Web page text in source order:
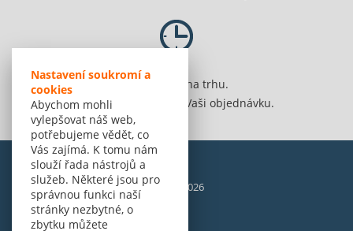
Nastavení soukromí a
cookies
Abychom mohli
vylepšovat náš web,
potřebujeme vědět, co
Vás zajímá. K tomu nám
slouží řada nástrojů a
služeb. Některé jsou pro
správnou funkci naší
stránky nezbytné, o
zbytku můžete
Jsme 20 let na trhu.
Spolehlivě vyřídíme Vaši objednávku.
© Amenit Software Solutions, 1998 - 2026
Powered bynopCommerce